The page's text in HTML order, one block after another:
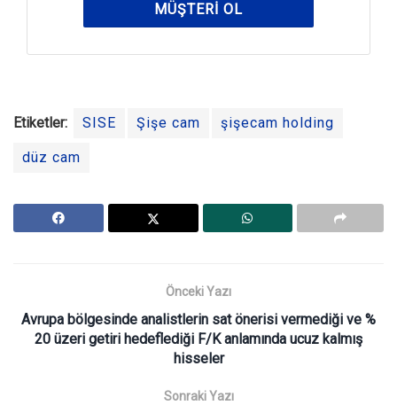
MÜŞTERI OL
Etiketler: SISE Şişe cam şişecam holding
düz cam
Önceki Yazı
Avrupa bölgesinde analistlerin sat önerisi vermediği ve %
20 üzeri getiri hedeflediği F/K anlamında ucuz kalmış
hisseler
Sonraki Yazı